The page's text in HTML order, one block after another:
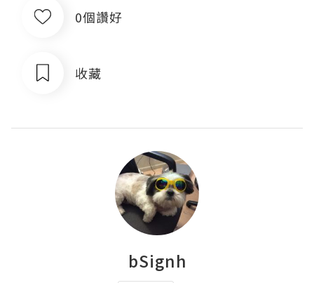
0個讚好
收藏
bSignh